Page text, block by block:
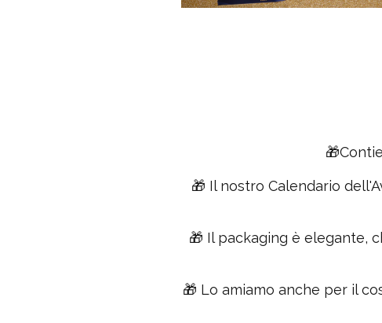
🎁 Il nostro Calendario
🎁 Il packaging è elegante,
🎁 Lo amiamo anche per il